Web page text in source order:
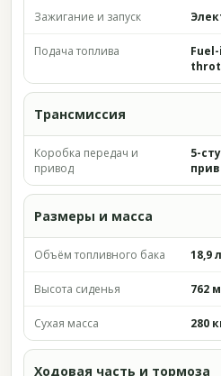
Зажигание и запуск
Подача топлива
Трансмиссия
Коробка передач и
привод
5-
Размеры и масса
Объём топливного бака 18,9 л
Высота сиденья 762
Сухая масса 280
Ходовая часть и тормоза